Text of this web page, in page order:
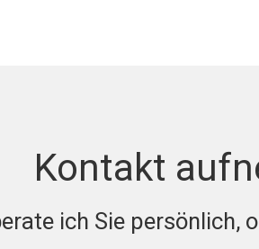
Kontakt
ich Sie persönlich,